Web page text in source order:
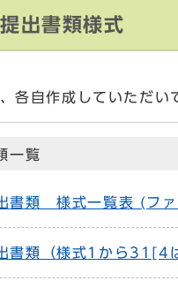
出書類様式
各自作成していただい
一覧
出書類 様式一覧表 (
出書類（様式1から